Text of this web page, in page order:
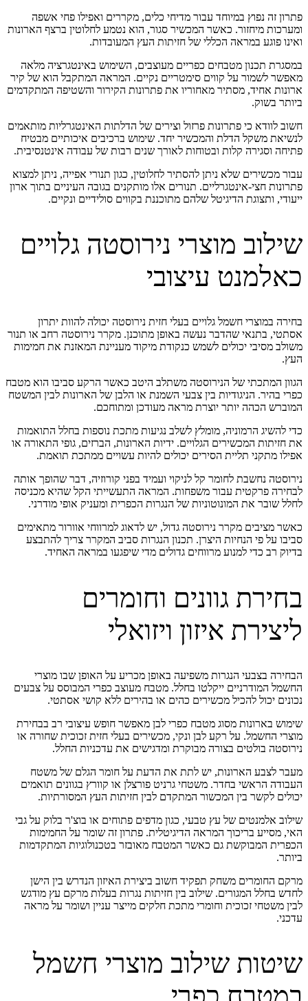
פתרון זה נפוץ במיוחד עבור מדיחי כלים, מקררים ואפילו פחי אשפה
ומערכות מיחזור. כאשר המכשיר סגור, הוא נטמע לחלוטין ברצף הארונות
ואינו פוגע במראה הכללי של חזיתות העץ המעובדות.
במסגרת תכנון מטבחים כפריים מעוצבים, השימוש באינטגרציה מלאה
מאפשר לשמור על קווים סימטריים נקיים. המראה המתקבל הוא של קיר
ארונות אחיד, מסתיר מאחוריו את פתרונות הקירור והשטיפה המתקדמים
ביותר בשוק.
חשוב לוודא כי פתרונות פרזול וצירים של הדלתות האינטגרליות מותאמים
לנשיאת משקל הדלת והמכשיר יחד. שימוש ברכיבים איכותיים מבטיח
פתיחה וסגירה קלות ובטוחות לאורך שנים רבות של עבודה אינטנסיבית.
עבור מכשירים שלא ניתן להסתיר לחלוטין, כגון תנורי אפייה, ניתן למצוא
פתרונות חצי-אינטגרליים. תנורים אלו מותקנים בגובה העיניים בתוך ארון
ייעודי, ותצוגת הדיגיטל שלהם מתוכננת בקווים סולידיים ונקיים.
שילוב מוצרי נירוסטה גלויים
כאלמנט עיצובי
בחירה במוצרי חשמל גלויים בעלי חזית נירוסטה יכולה להוות יתרון
אסתטי, בתנאי שהדבר נעשה באופן מתוכנן. מקרר נירוסטה רחב או תנור
משולב מסיבי יכולים לשמש כנקודת מיקוד מעניינת המאזנת את חמימות
העץ.
הגוון המתכתי של הנירוסטה משתלב היטב כאשר הרקע סביבו הוא מטבח
כפרי בהיר. הניגודיות בין צבעי השמנת או הלבן של הארונות לבין המשטח
המוברש הכהה יותר יוצרת מראה מעודכן ומתוחכם.
כדי להשיג הרמוניה, מומלץ לשלב נגיעות מתכת נוספות בחלל התואמות
את חזיתות המכשירים הגלויים. ידיות הארונות, הברזים, גופי התאורה או
אפילו מתקני תליית הסירים יכולים להיות עשויים ממתכת תואמת.
נירוסטה נחשבת לחומר קל לניקוי ועמיד בפני קורוזיה, דבר שהופך אותה
לבחירה פרקטית עבור משפחות. המראה התעשייתי הקל שהיא מכניסה
לחלל שובר את המונוטוניות של הנגרות הכפרית ומעניק אופי מודרני.
כאשר מציבים מקרר נירוסטה גדול, יש לדאוג למרווחי אוורור מתאימים
סביבו על פי הנחיות היצרן. תכנון הנגרות סביב המקרר צריך להתבצע
בדיוק רב כדי למנוע מרווחים גדולים מדי שיפגעו במראה האחיד.
בחירת גוונים וחומרים
ליצירת איזון ויזואלי
הבחירה בצבעי הנגרות משפיעה באופן מכריע על האופן שבו מוצרי
החשמל המודרניים ייקלטו בחלל. מטבח מעוצב כפרי המבוסס על צבעים
נכונים יכול להכיל מכשירים כהים או בהירים ללא קושי אסתטי.
שימוש בארונות מסוג מטבח כפרי לבן מאפשר חופש עיצובי רב בבחירת
מוצרי החשמל. על רקע לבן ונקי, מכשירים בעלי חזית זכוכית שחורה או
נירוסטה בולטים בצורה מבוקרת ומדגישים את עדכניות החלל.
מעבר לצבע הארונות, יש לתת את הדעת על חומר הגלם של משטח
העבודה הראשי בחדר. משטחי גרניט פורצלן או קוורץ בגוונים תואמים
יכולים לקשר בין המכשור המתקדם לבין חזיתות העץ המסורתיות.
שילוב אלמנטים של עץ טבעי, כגון מדפים פתוחים או בוצ'ר בלוק על גבי
האי, מסייע בריכוך המראה הדיגיטלית. פתרון זה שומר על החמימות
הכפרית המבוקשת גם כאשר המטבח מאובזר בטכנולוגיות המתקדמות
ביותר.
מרקם החומרים משחק תפקיד חשוב ביצירת האיזון הנדרש בין הישן
לחדש בחלל המגורים. שילוב בין חזיתות נגרות בעלות מרקם עץ מודגש
לבין משטחי זכוכית וחומרי מתכת חלקים מייצר עניין ושומר על מראה
עדכני.
שיטות שילוב מוצרי חשמל